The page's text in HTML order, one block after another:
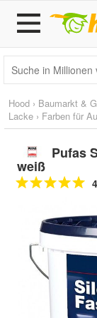
Hood › Baumarkt &
Lacke › Farben für
Pufas
weiß
4